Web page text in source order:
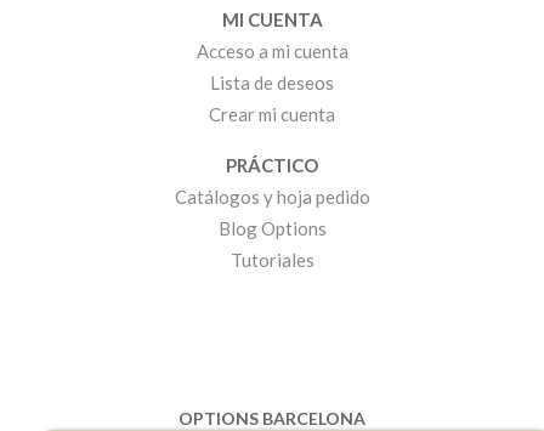
MI CUENTA
Acceso a mi cuenta
Lista de deseos
Crear mi cuenta
PRÁCTICO
Catálogos y hoja pedido
Blog Options
Tutoriales
OPTIONS BARCELONA